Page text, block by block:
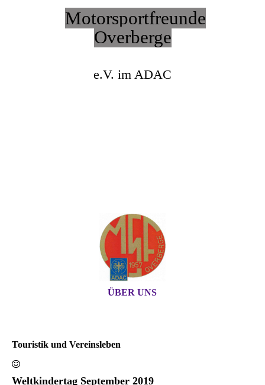
Motorsportfreunde
Overberge
e.V. im ADAC
ÜBER UNS
Touristik und Vereinsleben
Weltkindertag September 2019